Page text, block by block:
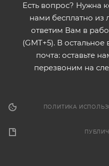
Есть вопрос? Нужна
нами бесплатно
ответим Вам в
(GMT+5). В
почта: оставьте
перезвоним на
ПОЛИТИКА